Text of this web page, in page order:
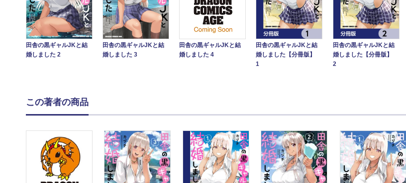
田舎の黒ギャルJKと結
婚しました 2
田舎の黒ギャルJKと結
婚しました 3
田舎の黒ギャルJKと結
婚しました 4
田舎の黒ギャルJKと結
婚しました【分冊版】
1
田舎の黒ギャルJKと結
婚しました【分冊版】
2
この著者の商品